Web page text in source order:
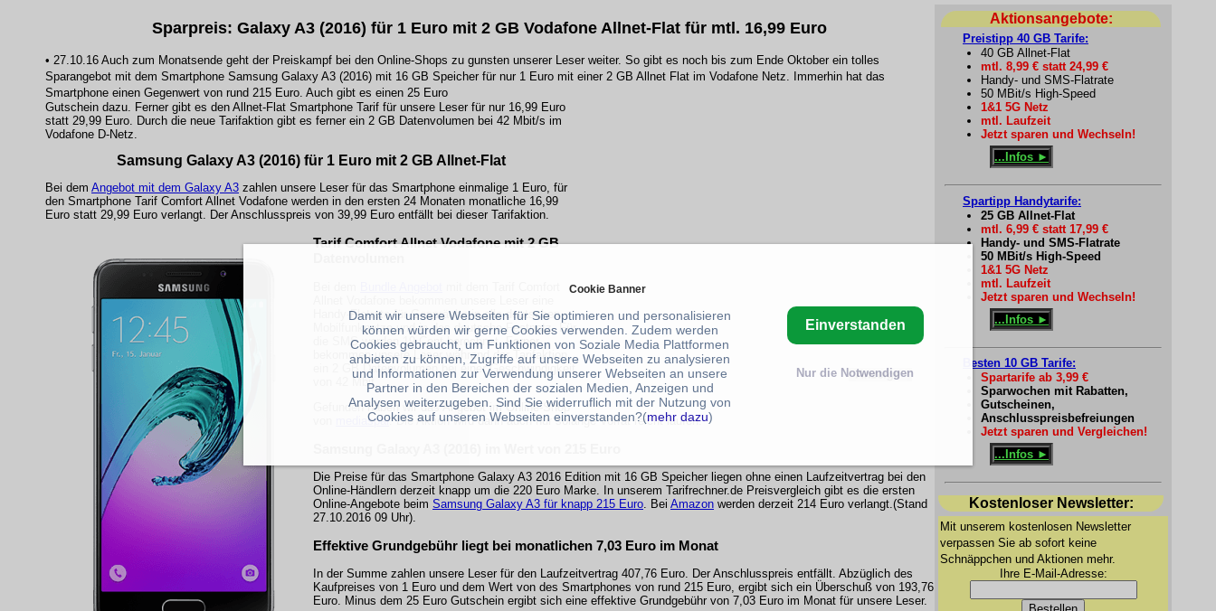
Sparpreis: Galaxy A3 (2016) für 1 Euro mit 2 GB Vodafone Allnet-Flat für mtl. 16,99 Euro
• 27.10.16 Auch zum Monatsende geht der Preiskampf bei den Online-Shops zu gunsten unserer Leser weiter. So gibt es noch bis zum Ende Oktober ein tolles
Sparangebot mit dem Smartphone Samsung Galaxy A3 (2016) mit 16 GB Speicher für nur 1 Euro mit einer 2 GB Allnet Flat im Vodafone Netz. Immerhin hat das
Smartphone einen Gegenwert von rund 215 Euro. Auch gibt es einen 25 Euro
Gutschein dazu. Ferner gibt es den Allnet-Flat Smartphone Tarif für unsere Leser für nur 16,99 Euro
statt 29,99 Euro. Durch die neue Tarifaktion gibt es ferner ein 2 GB Datenvolumen bei 42 Mbit/s im
Vodafone D-Netz.
Samsung Galaxy A3 (2016) für 1 Euro mit 2 GB Allnet-Flat
Bei dem Angebot mit dem Galaxy A3 zahlen unsere Leser für das Smartphone einmalige 1 Euro, für
den Smartphone Tarif Comfort Allnet Vodafone werden in den ersten 24 Monaten monatliche 16,99
Euro statt 29,99 Euro verlangt. Der Anschlusspreis von 39,99 Euro entfällt bei dieser Tarifaktion.
Tarif Comfort Allnet Vodafone mit 2 GB
Handy-Flatrate für Gespräche in alle deutschen
Mobilfunknetze und in das deutsche Festnetz. Für
die SMS werden 19 Cent berechnet. Ferner
bekommen unsere Leser während der Tarifaktion
ein 2 GB Datenvolumen bei einer Geschwindigkeit
von 42 Mbit.
Gefunden haben wir das Angebot im Online-Shop
mediaspar. Die Aktion wird dann auch nur solange Vorrat reicht laufen.
Die Preise für das Smartphone Galaxy A3 2016 Edition mit 16 GB Speicher liegen ohne einen Laufzeitvertrag bei den
Online-Händlern derzeit knapp um die 220 Euro Marke. In unserem Tarifrechner.de Preisvergleich gibt es die ersten
Online-Angebote beim Samsung Galaxy A3 für knapp 215 Euro . Bei Amazon werden derzeit 214 Euro verlangt.(Stand
27.10.2016 09 Uhr).
Effektive Grundgebühr liegt bei monatlichen 7,03 Euro im Monat
In der Summe zahlen unsere Leser für den Laufzeitvertrag 407,76 Euro. Der Anschlusspreis entfällt. Abzüglich des
Kaufpreises von 1 Euro und dem Wert von des Smartphones von rund 215 Euro, ergibt sich ein Überschuß von 193,76
Euro. Minus dem 25 Euro Gutschein ergibt sich eine effektive Grundgebühr von 7,03 Euro im Monat für unsere Leser.
Aktionsangebote:
Preistipp 40 GB Tarife:
40 GB Allnet-Flat
mtl. 8,99 € statt 24,99 €
Handy- und SMS-Flatrate
50 MBit/s High-Speed
1&1 5G Netz
mtl. Laufzeit
Jetzt sparen und Wechseln!
...Infos ►
Spartipp Handytarife:
25 GB Allnet-Flat
mtl. 6,99 € statt 17,99 €
Handy- und SMS-Flatrate
50 MBit/s High-Speed
1&1 5G Netz
mtl. Laufzeit
Jetzt sparen und Wechseln!
...Infos ►
Besten 10 GB Tarife:
Spartarife ab 3,99 €
Sparwochen mit Rabatten,
Gutscheinen,
Anschlusspreisbefreiungen
Jetzt sparen und Vergleichen!
...Infos ►
Kostenloser Newsletter:
Mit unserem kostenlosen Newsletter
verpassen Sie ab sofort keine
Schnäppchen und Aktionen mehr.
Ihre E-Mail-Adresse:
Cookie Banner
Damit wir unsere Webseiten für Sie optimieren und personalisieren
können würden wir gerne Cookies verwenden. Zudem werden
Cookies gebraucht, um Funktionen von Soziale Media Plattformen
anbieten zu können, Zugriffe auf unsere Webseiten zu analysieren
und Informationen zur Verwendung unserer Webseiten an unsere
Partner in den Bereichen der sozialen Medien, Anzeigen und
Analysen weiterzugeben. Sind Sie widerruflich mit der Nutzung von
Cookies auf unseren Webseiten einverstanden?(mehr dazu)
Einverstanden
Nur die Notwendigen